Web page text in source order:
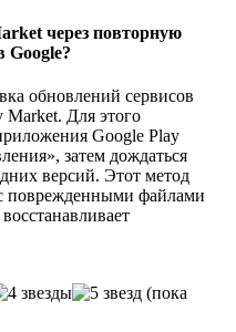
через повторную
Google?
обновлений сервисов
Market. Для этого
Google Play
затем дождаться
версий. Этот метод
поврежденными файлами
(пока